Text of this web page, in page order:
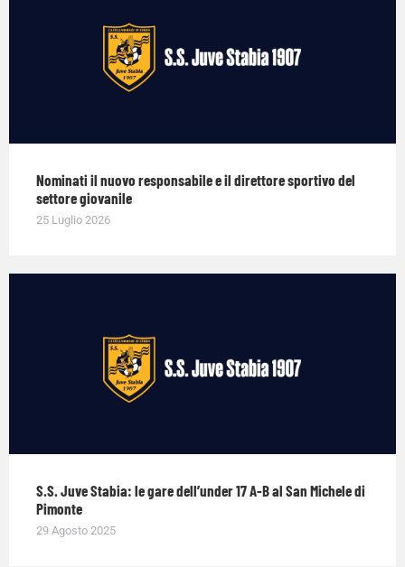
Nominati il nuovo responsabile e il direttore sportivo del
settore giovanile
25 Luglio 2026
S.S. Juve Stabia: le gare dell’under 17 A-B al San Michele di
Pimonte
29 Agosto 2025